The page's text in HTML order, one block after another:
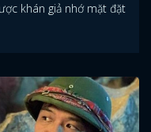
khán giả nhớ mặt đặt